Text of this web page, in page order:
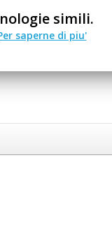
simili.
saperne di piu'